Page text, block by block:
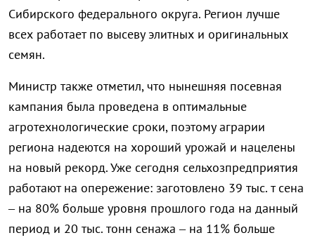
Сибирского федерального округа. Регион лучше
всех работает по высеву элитных и оригинальных
семян.
Министр также отметил, что нынешняя посевная
кампания была проведена в оптимальные
агротехнологические сроки, поэтому аграрии
региона надеются на хороший урожай и нацелены
на новый рекорд. Уже сегодня сельхозпредприятия
работают на опережение: заготовлено 39 тыс. т сена
– на 80% больше уровня прошлого года на данный
период и 20 тыс. тонн сенажа – на 11% больше